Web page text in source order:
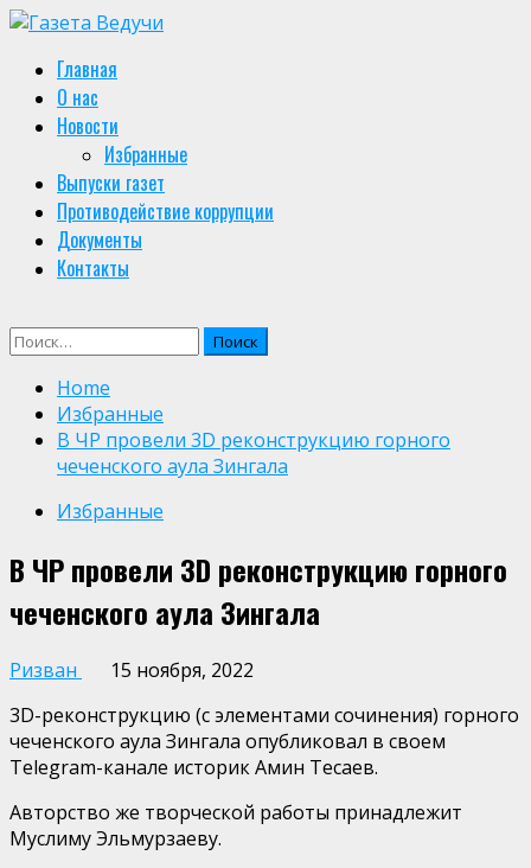
Skip
content
Primary
Menu
Главная
О нас
Новости
Избранные
Выпуски газет
Противодействие коррупции
Документы
Контакты
Найти:
Home
Избранные
В ЧР провели 3D реконструкцию горного
чеченского аула Зингала
Избранные
В ЧР провели 3D реконструкцию горного
чеченского аула Зингала
Ризван
15 ноября, 2022
3D-реконструкцию (с элементами сочинения) горного
чеченского аула Зингала опубликовал в своем
Telegram-канале историк Амин Тесаев.
Авторство же творческой работы принадлежит
Муслиму Эльмурзаеву.